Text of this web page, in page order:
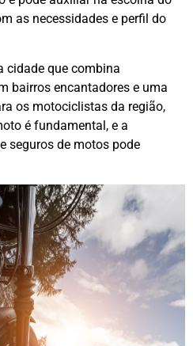
as necessidades e perfil do
cidade que combina
bairros encantadores e uma
os motociclistas da região,
é fundamental, e a
seguros de motos pode